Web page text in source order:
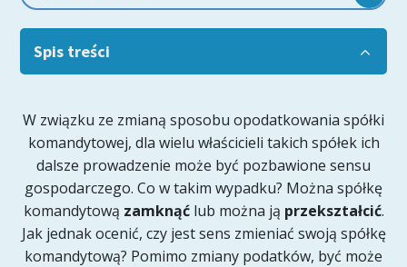
Spis treści
W związku ze zmianą sposobu opodatkowania spółki
komandytowej, dla wielu właścicieli takich spółek ich
dalsze prowadzenie może być pozbawione sensu
gospodarczego. Co w takim wypadku? Można spółkę
komandytową zamknąćlub można ją przekształcić.
Jak jednak ocenić, czy jest sens zmieniać swoją spółkę
komandytową? Pomimo zmiany podatków, być może